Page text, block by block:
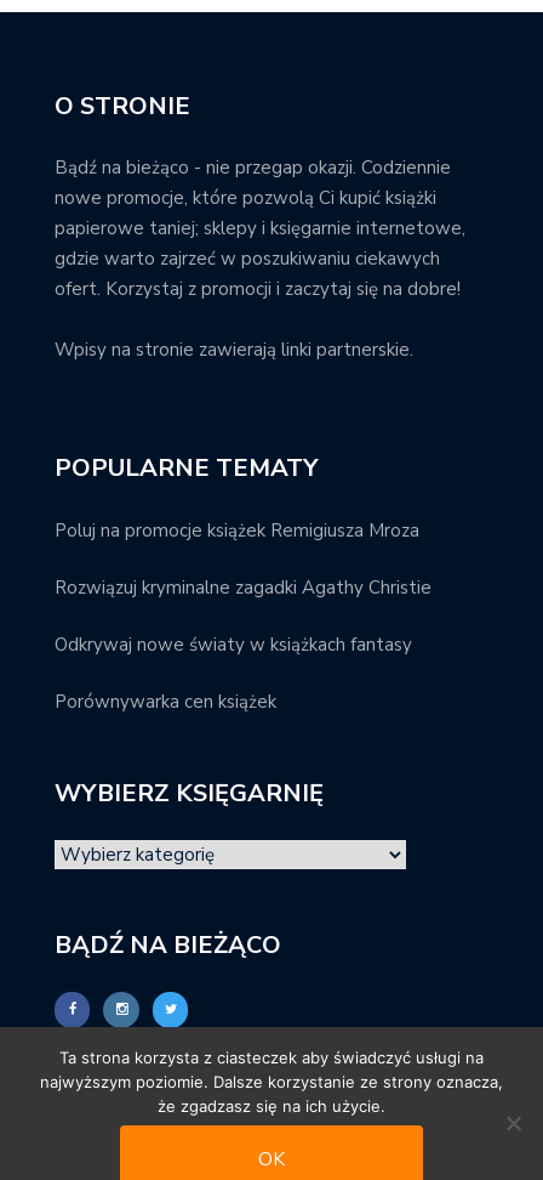
O STRONIE
Bądź na bieżąco - nie przegap okazji. Codziennie
nowe promocje, które pozwolą Ci kupić książki
papierowe taniej; sklepy i księgarnie internetowe,
gdzie warto zajrzeć w poszukiwaniu ciekawych
ofert. Korzystaj z promocji i zaczytaj się na dobre!
Wpisy na stronie zawierają linki partnerskie.
POPULARNE TEMATY
Poluj na promocje książek Remigiusza Mroza
Rozwiązuj kryminalne zagadki Agathy Christie
Odkrywaj nowe światy w książkach fantasy
Porównywarka cen książek
WYBIERZ KSIĘGARNIĘ
BĄDŹ NA BIEŻĄCO
Ta strona korzysta z ciasteczek aby świadczyć usługi na
najwyższym poziomie. Dalsze korzystanie ze strony oznacza,
że zgadzasz się na ich użycie.
OK